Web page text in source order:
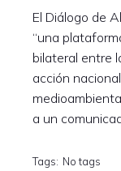
El Diálogo de
“una
bilateral entre
acción
a un
Tags: No tags